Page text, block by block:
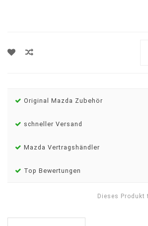
Original Mazda Zubehör
schneller Versand
Mazda Vertragshändler
Top Bewertungen
Dieses Produkt